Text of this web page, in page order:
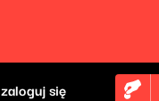
zaloguj się